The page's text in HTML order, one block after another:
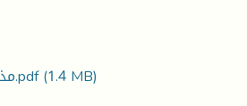
مذكرة تخرج سمراء بن عمر.pdf(1.4 MB)